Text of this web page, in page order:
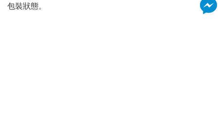
包裝狀態。